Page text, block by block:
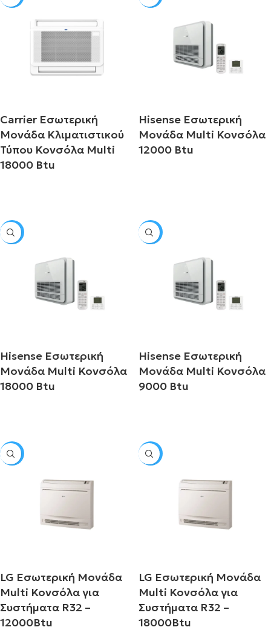
Carrier Εσωτερική
Μονάδα Κλιματιστικού
Τύπου Κονσόλα Multi
18000 Btu
Hisense Εσωτερική
Μονάδα Multi Κονσόλα
12000 Btu
SALE
Hisense Εσωτερική
Μονάδα Multi Κονσόλα
18000 Btu
SALE
Hisense Εσωτερική
Μονάδα Multi Κονσόλα
9000 Btu
SALE
LG Εσωτερική Μονάδα
Multi Κονσόλα για
Συστήματα R32 –
12000Btu
SALE
LG Εσωτερική Μονάδα
Multi Κονσόλα για
Συστήματα R32 –
18000Btu